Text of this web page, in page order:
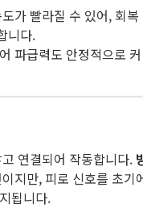
가 빨라질 수 있어, 회복
니다.
파급력도 안정적으로 커
연결되어 작동합니다.
지만, 피로 신호를 초기
됩니다.